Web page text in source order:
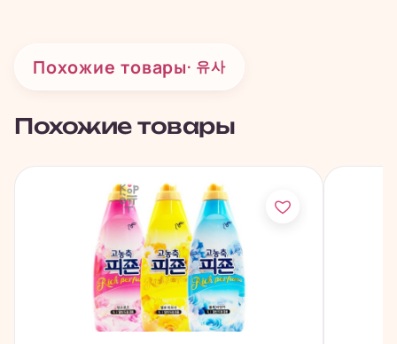
Похожие товары· 유사
Похожие товары